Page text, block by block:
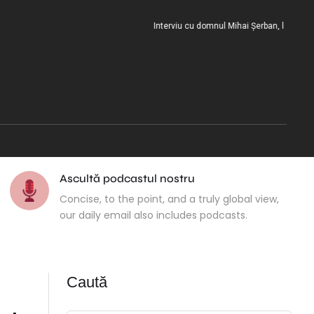
Interviu cu domnul Mihai Șerban, la
Ascultă podcastul nostru
Concise, to the point, and a truly global view,
our daily email also includes podcasts.
Caută